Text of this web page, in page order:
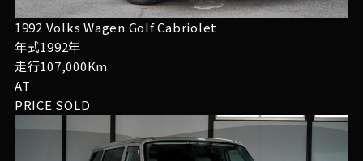
1992 Volks Wagen Golf Cabriolet
年式1992年
走行107,000Km
AT
PRICE SOLD